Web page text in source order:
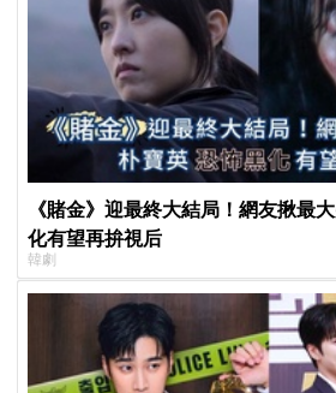
《賭金》迎最終大結局！網友揪
化有望再拚視后
韓劇